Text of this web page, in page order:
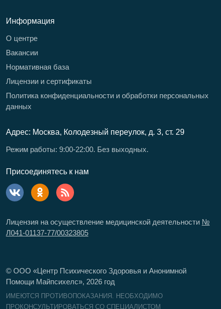
Информация
О центре
Вакансии
Нормативная база
Лицензии и сертификаты
Политика конфиденциальности и обработки персональных
данных
Адрес: Москва, Колодезный переулок, д. 3, ст. 29
Режим работы: 9:00-22:00. Без выходных.
Присоединятесь к нам
Лицензия на осуществление медицинской деятельности №
Л041-01137-77/00323805
© ООО «Центр Психического Здоровья и Анонимной
Помощи Майпсихелс», 2026 год
ИМЕЮТСЯ ПРОТИВОПОКАЗАНИЯ. НЕОБХОДИМО
ПРОКОНСУЛЬТИРОВАТЬСЯ СО СПЕЦИАЛИСТОМ